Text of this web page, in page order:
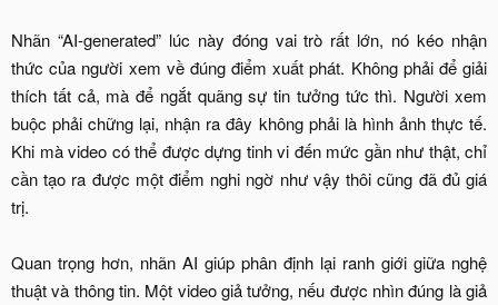
Nhãn “AI-generated” lúc này đóng vai trò rất lớn, nó kéo nhận
thức của người xem về đúng điểm xuất phát. Không phải để giải
thích tất cả, mà để ngắt quãng sự tin tưởng tức thì. Người xem
buộc phải chững lại, nhận ra đây không phải là hình ảnh thực tế.
Khi mà video có thể được dựng tinh vi đến mức gần như thật, chỉ
cần tạo ra được một điểm nghi ngờ như vậy thôi cũng đã đủ giá
trị.
Quan trọng hơn, nhãn AI giúp phân định lại ranh giới giữa nghệ
thuật và thông tin. Một video giả tưởng, nếu được nhìn đúng là giả